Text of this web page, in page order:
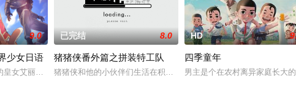
怒了龙神，被龙神所伤，断掉一臂。最终在太乙真人的帮助下，塑
9.0
少女日语
皇女艾丽婕为了救伙伴从天界跌落到了海底世界阿拉德大陆，由此经历了一系列令
已完结 8.0
猪猪侠番外篇之拼装特工队
猪猪侠和他的小伙伴们生活在积木世界里，他们是迷糊老师精心挑
HD
四季童年
男主是个在农村离异家庭长大